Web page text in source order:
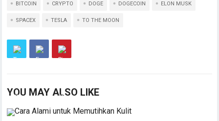
BITCOIN CRYPTO DOGE DOGECOIN ELON MUSK
SPACEX TESLA TO THE MOON
YOU MAY ALSO LIKE